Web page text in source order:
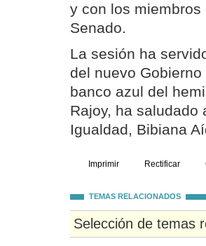
y con los
Senado.
La sesión ha
del nuevo
banco azul del
Rajoy, ha saludado
Igualdad, Bibiana
Imprimir Rectificar
TEMAS RELACIONADOS
Selección de temas